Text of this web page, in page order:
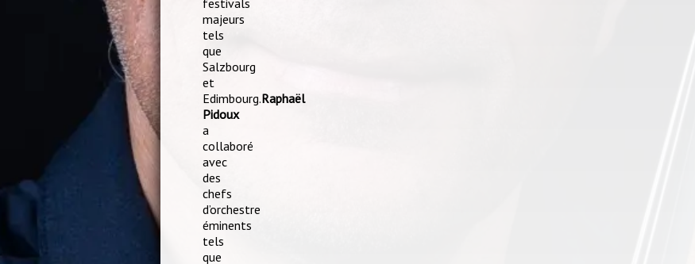
majeurs
tels
que
Salzbourg
et
Edimbourg.Raphaël
Pidoux
a
collaboré
avec
des
chefs
d’orchestre
éminents
tels
que